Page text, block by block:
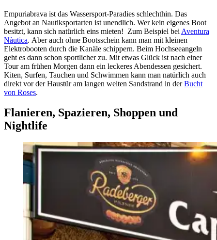
Empuriabrava ist das Wassersport-Paradies schlechthin. Das
Angebot an Nautiksportarten ist unendlich. Wer kein eigenes Boot
besitzt, kann sich natürlich eins mieten! Zum Beispiel bei Aventura
Nàutica. Aber auch ohne Bootsschein kann man mit kleinen
Elektrobooten durch die Kanäle schippern. Beim Hochseeangeln
geht es dann schon sportlicher zu. Mit etwas Glück ist nach einer
Tour am frühen Morgen dann ein leckeres Abendessen gesichert.
Kiten, Surfen, Tauchen und Schwimmen kann man natürlich auch
direkt vor der Haustür am langen weiten Sandstrand in derBucht
von Roses.
Flanieren, Spazieren, Shoppen und
Nightlife